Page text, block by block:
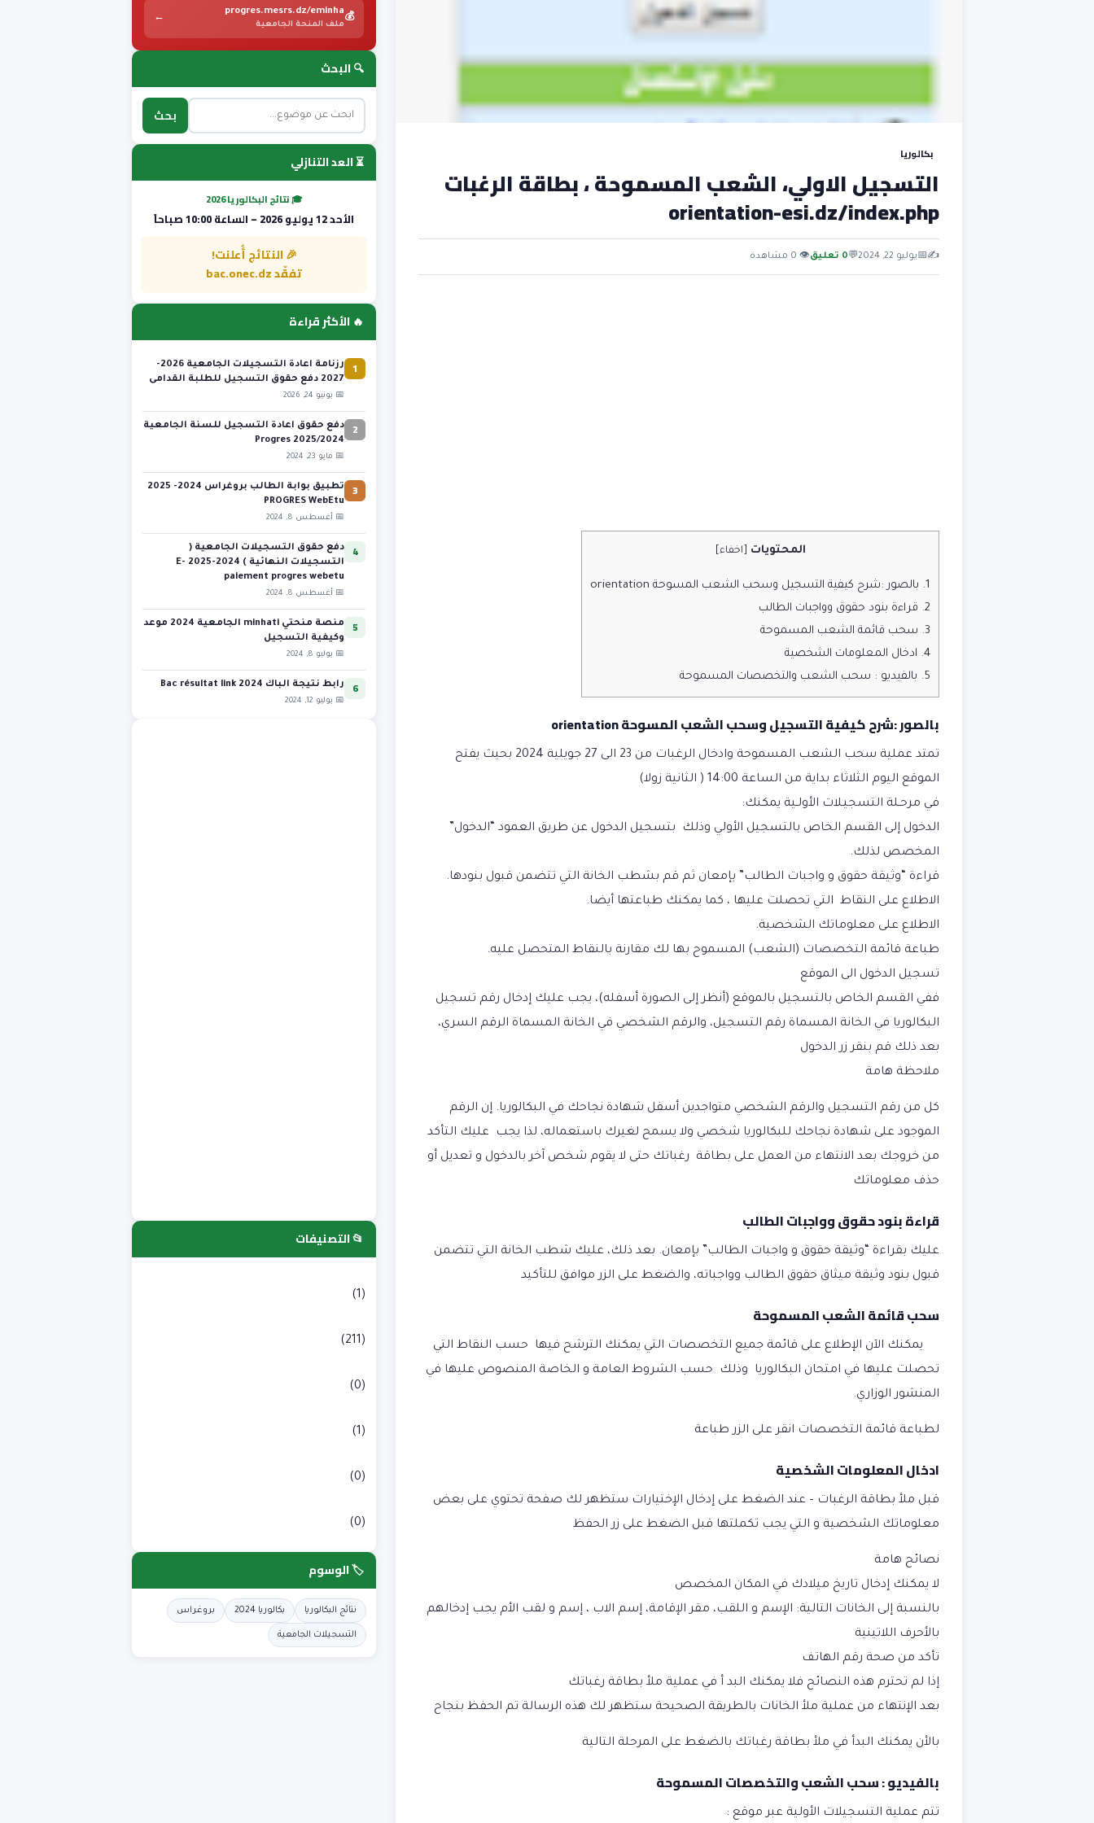
بكالوريا
التسجيل الاولي، الشعب المسموحة ، بطاقة الرغبات
orientation-esi.dz/index.php
✍️
📅يوليو 22, 2024 💬0 تعليق 👁 0 مشاهدة
المحتويات [اخفاء]
1.
بالصور :شرح كيفية التسجيل وسحب الشعب المسوحة orientation
2. قراءة بنود حقوق وواجبات الطالب
3. سحب قائمة الشعب المسموحة
4. ادخال المعلومات الشخصية
5.
بالفيديو : سحب الشعب والتخصصات المسموحة
بالصور :شرح كيفية التسجيل وسحب الشعب المسوحة orientation
تمتد
عملية سحب الشعب المسموحة وادخال الرغبات من 23 الى 27 جويلية 2024 بحيث يفتح
الموقع اليوم الثلاثاء بداية من الساعة 14:00 ( الثانية زولا)
في مرحـلة التسجيـلات الأولـية يمكنك:
الدخول إلى القسم الخاص بالتسجيل الأولي وذلك بتسجيل الدخول عن طريق العمود “الدخول”
المخصص لذلك.
قراءة “ وثيقة حقوق و واجبات الطالب” بإمعان ثم قم بشطب الخانة التي تتضمن قبول بنودها.
الاطلاع على النقاط التي تحصلت عليها ، كما يمكنك طباعتها أيضا.
الاطلاع على معلوماتك الشخصية.
طباعة قائمة التخصصات (الشعب) المسموح بها لك مقارنة بالنقاط المتحصل عليه.
تسجيل الدخول الى الموقع
ففي القسم الخاص بالتسجيل بالموقع (أنظر إلى الصورة أسفله)، يجب عليك إدخال رقم تسجيل
البكالوريا في الخانة المسماة رقم التسجيل، والرقم الشخصي في الخانة المسماة الرقم السري،
بعد ذلك قم بنقر زر الدخول
ملاحظة هامة
كل من رقم التسجيل والرقم الشخصي متواجدين أسفل شهادة نجاحك في البكالوريا. إن الرقم
الموجود على شهادة نجاحك للبكالوريا شخصي ولا يسمح لغيرك باستعماله، لذا يجب عليك التأكد
من خروجك بعد الانتهاء من العمل على بطاقة رغباتك حتى لا يقوم شخص آخر بالدخول و تعديل أو
حذف معلوماتك
قراءة بنود حقوق وواجبات الطالب
عليك بقراءة “وثيقة حقوق و واجبات الطالب” بإمعان. بعد ذلك، عليك شطب الخانة التي تتضمن
قبول بنود وثيقة ميثاق حقوق الطالب وواجباته، والضغط على الزر موافق للتأكيد
سحب قائمة الشعب المسموحة
يمكنك الآن الإطلاع على قائمة جميع التخصصات التي يمكنك الترشح فيها حسب النقاط التي
تحصلت عليها في امتحان البكالوريا وذلك حسب الشروط العامة و الخاصة المنصوص عليها في
المنشور الوزاري.
لطباعة قائمة التخصصات انقر على الزر طباعة
ادخال المعلومات الشخصية
قبل ملأ بطاقة الرغبات – عند الضغط على إدخال الإختيارات ستظهر لك صفحة تحتوي على بعض
معلوماتك الشخصية و التي يجب تكملتها قبل الضغط على زر الحفظ
نصائح هامة
لا يمكنك إدخال تاريخ ميلادك في المكان المخصص
بالنسبة إلى الخانات التالية: الإسم و اللقب، مقر الإقامة، إسم الاب ، إسم و لقب الأم يجب إدخالهم
بالأحرف اللاتينية
تأكد من صحة رقم الهاتف
إذا لم تحترم هذه النصائح فلا يمكنك البد أ في عملية ملأ بطاقة رغباتك
بعد الإنتهاء من عملية ملأ الخانات بالطريقة الصحيحة ستظهر لك هذه الرسالة تم الحفظ بنجاح
بالأن يمكنك البدأ في ملأ بطاقة رغباتك بالضغط على المرحلة التالية
بالفيديو : سحب الشعب والتخصصات المسموحة
تتم عملية التسجيلات الأولية عبر موقع :
💰
progres.mesrs.dz/eminha
ملف المنحة الجامعية
←
🔍 البحث
بحث
⏳ العد التنازلي
🎓 نتائج البكالوريا 2026
الأحد 12 يوليو 2026 – الساعة 10:00 صباحاً
🎉 النتائج أُعلنت!
تفقّد bac.onec.dz
🔥 الأكثر قراءة
1
رزنامة اعادة التسجيلات الجامعية 2026-
2027 دفع حقوق التسجيل للطلبة القدامى
📅 يونيو 24, 2026
2
دفع حقوق اعادة التسجيل للسنة الجامعية
2025/2024 Progres
📅 مايو 23, 2024
3
تطبيق بوابة الطالب بروغراس 2024- 2025
PROGRES WebEtu
📅 أغسطس 8, 2024
4
دفع حقوق التسجيلات الجامعية (
التسجيلات النهائية ) 2024-2025 E-
paiement progres webetu
📅 أغسطس 8, 2024
5
منصة منحتي minhati الجامعية 2024 موعد
وكيفية التسجيل
📅 يوليو 8, 2024
6 رابط نتيجة الباك 2024 Bac résultat link
📅 يوليو 12, 2024
📂 التصنيفات
(1)
(211)
(0)
(1)
(0)
(0)
🏷️ الوسوم
نتائج البكالوريا بكالوريا 2024 بروغراس
التسجيلات الجامعية